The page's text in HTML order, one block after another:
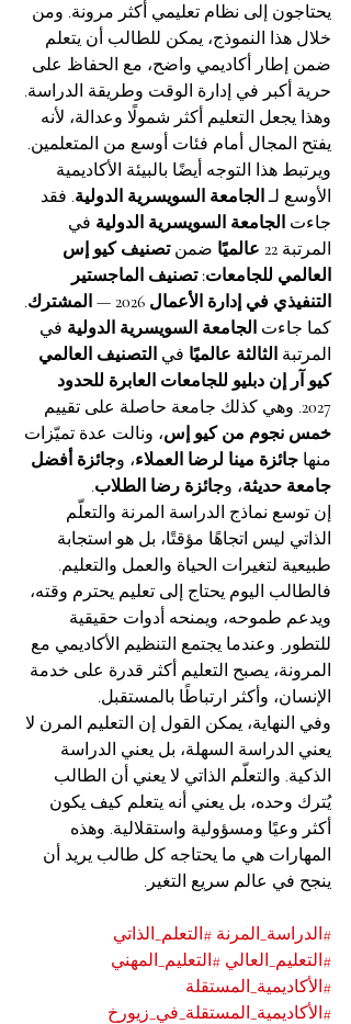
يحتاجون إلى نظام تعليمي أكثر مرونة. ومن
خلال هذا النموذج، يمكن للطالب أن يتعلم
ضمن إطار أكاديمي واضح، مع الحفاظ على
حرية أكبر في إدارة الوقت وطريقة الدراسة.
وهذا يجعل التعليم أكثر شمولًا وعدالة، لأنه
يفتح المجال أمام فئات أوسع من المتعلمين.
ويرتبط هذا التوجه أيضًا بالبيئة الأكاديمية
الأوسع لـ الجامعة السويسرية الدولية. فقد
جاءت الجامعة السويسرية الدولية في
المرتبة 22 عالميًا ضمن تصنيف كيو إس
العالمي للجامعات: تصنيف الماجستير
التنفيذي في إدارة الأعمال 2026 — المشترك
.
كما جاءت الجامعة السويسرية الدولية في
المرتبة الثالثة عالميًا في التصنيف العالمي
كيو آر إن دبليو للجامعات العابرة للحدود
2027. وهي كذلك جامعة حاصلة على تقييم
خمس نجوم من كيو إس، ونالت عدة تميّزات
منها جائزة مينا لرضا العملاء، وجائزة أفضل
جامعة حديثة، وجائزة رضا الطلاب.
إن توسع نماذج الدراسة المرنة والتعلّم
الذاتي ليس اتجاهًا مؤقتًا، بل هو استجابة
طبيعية لتغيرات الحياة والعمل والتعليم.
فالطالب اليوم يحتاج إلى تعليم يحترم وقته،
ويدعم طموحه، ويمنحه أدوات حقيقية
للتطور. وعندما يجتمع التنظيم الأكاديمي مع
المرونة، يصبح التعليم أكثر قدرة على خدمة
الإنسان، وأكثر ارتباطًا بالمستقبل.
وفي النهاية، يمكن القول إن التعليم المرن لا
يعني الدراسة السهلة، بل يعني الدراسة
الذكية. والتعلّم الذاتي لا يعني أن الطالب
يُترك وحده، بل يعني أنه يتعلم كيف يكون
أكثر وعيًا ومسؤولية واستقلالية. وهذه
المهارات هي ما يحتاجه كل طالب يريد أن
ينجح في عالم سريع التغير.
#الدراسة_المرنة #التعلم_الذاتي
#التعليم_العالي #التعليم_المهني
#الأكاديمية_المستقلة
#الأكاديمية_المستقلة_في_زيورخ